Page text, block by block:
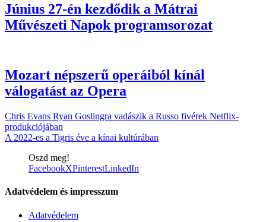
Június 27-én kezdődik a Mátrai
Művészeti Napok programsorozat
Mozart népszerű operáiból kínál
válogatást az Opera
Chris Evans Ryan Goslingra vadászik a Russo fivérek Netflix-
produkciójában
A 2022-es a Tigris éve a kínai kultúrában
Oszd meg!
FacebookXPinterestLinkedIn
Adatvédelem és impresszum
Adatvédelem